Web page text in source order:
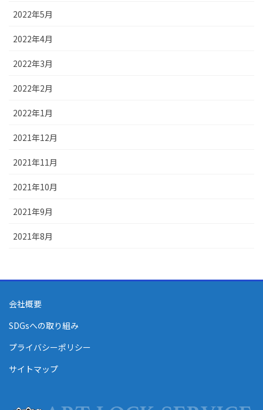
2022年5月
2022年4月
2022年3月
2022年2月
2022年1月
2021年12月
2021年11月
2021年10月
2021年9月
2021年8月
会社概要
SDGsへの取り組み
プライバシーポリシー
サイトマップ